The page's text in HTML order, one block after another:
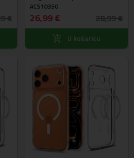
ACS10350
26,99 €
U košaricu